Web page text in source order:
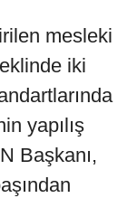
mesleki
iki
yapılış
Başkanı,